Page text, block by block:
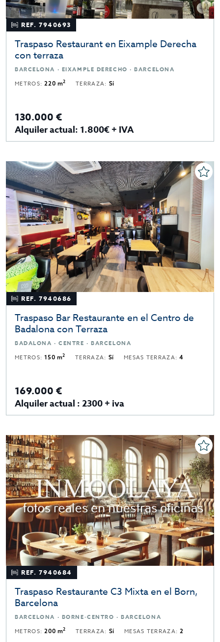
REF. 7940693
Traspaso Restaurant en Eixample Derecha
con terraza
BARCELONA · EIXAMPLE DERECHO · BARCELONA
METROS:220 m2 TERRAZA: Sí
130.000 €
Alquiler actual: 1.800€ + IVA
REF. 7940686
Traspaso Bar Restaurante en el Centro de
Badalona con Terraza
BADALONA · CENTRE · BARCELONA
METROS:150 m2 TERRAZA: Sí MESAS TERRAZA:4
169.000 €
Alquiler actual : 2300 + iva
REF. 7940684
Traspaso Restaurante C3 Mixta en el Born,
Barcelona
BARCELONA · BORNE-CENTRO · BARCELONA
METROS:200 m2 TERRAZA: Sí MESAS TERRAZA:2